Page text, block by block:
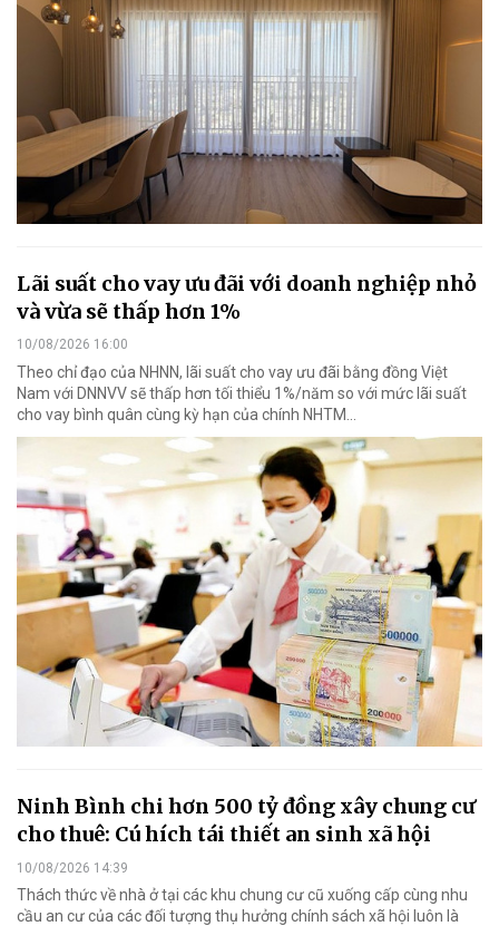
Lãi suất cho vay ưu đãi với doanh nghiệp nhỏ
và vừa sẽ thấp hơn 1%
10/08/2026 16:00
Theo chỉ đạo của NHNN, lãi suất cho vay ưu đãi bằng đồng Việt
Nam với DNNVV sẽ thấp hơn tối thiểu 1%/năm so với mức lãi suất
cho vay bình quân cùng kỳ hạn của chính NHTM...
Ninh Bình chi hơn 500 tỷ đồng xây chung cư
cho thuê: Cú hích tái thiết an sinh xã hội
10/08/2026 14:39
Thách thức về nhà ở tại các khu chung cư cũ xuống cấp cùng nhu
cầu an cư của các đối tượng thụ hưởng chính sách xã hội luôn là